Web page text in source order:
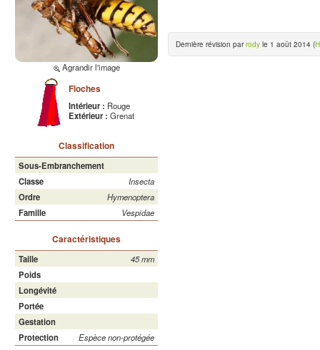
Agrandir l'image
Floches
Intérieur : Rouge
Extérieur : Grenat
Classification
Sous-Embranchement
Classe
Insecta
Ordre
Hymenoptera
Famille
Vespidae
Caractéristiques
Taille
45 mm
Poids
Longévité
Portée
Gestation
Protection
Espèce non-protégée
Dernière révision parrody le 1 août 2014 (